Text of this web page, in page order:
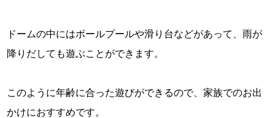
ドームの中にはボールプールや滑り台などがあって、雨が
降りだしても遊ぶことができます。
このように年齢に合った遊びができるので、家族でのお出
かけにおすすめです。